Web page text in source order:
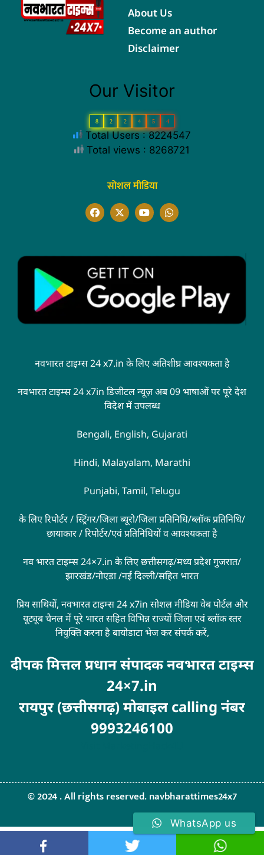
About Us
Become an author
Disclaimer
Our Visitor
8 2 2 4 5 4
Total Users : 8224547
Total views : 8268721
सोशल मीडिया
नवभारत टाइम्स 24 x7.in के लिए अतिशीघ्र आवश्यकता है
नवभारत टाइम्स 24 x7in डिजीटल न्यूज़ अब 09 भाषाओं पर पूरे देश
विदेश में उपलब्ध
Bengali, English, Gujarati
Hindi, Malayalam, Marathi
Punjabi, Tamil, Telugu
के लिए रिपोर्टर / स्ट्रिंगर/जिला ब्यूरो/जिला प्रतिनिधि/ब्लॉक प्रतिनिधि/
छायाकार / रिपोर्टर/एवं प्रतिनिधियों व आवश्यकता है
नव भारत टाइम्स 24×7.in के लिए छत्तीसगढ़/मध्य प्रदेश गुजरात/
झारखंड/नोएडा /नई दिल्ली/सहित भारत
प्रिय साथियों, नवभारत टाइम्स 24 x7in सोशल मीडिया वेब पोर्टल और
यूट्यूब चैनल में पूरे भारत सहित विभिन्न राज्यों जिला एवं ब्लॉक स्तर
नियुक्ति करना है बायोडाटा भेज कर संपर्क करें,
दीपक मित्तल प्रधान संपादक नवभारत टाइम्स
24×7.in
रायपुर (छत्तीसगढ़) मोबाइल calling नंबर
9993246100
© 2024 . All rights reserved. navbharattimes24x7
WhatsApp us